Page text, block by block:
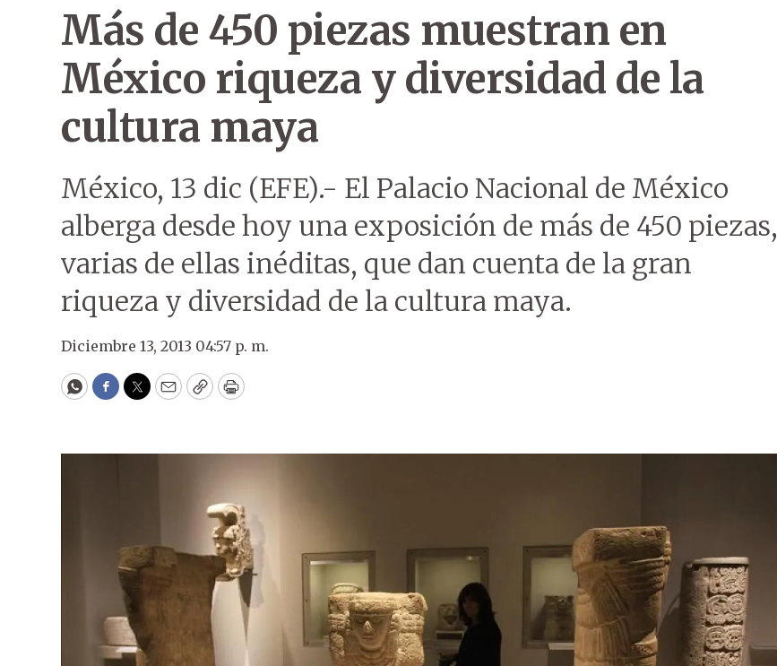
Más de 450 piezas muestran en
México riqueza y diversidad de la
cultura maya
México, 13 dic (EFE).- El Palacio Nacional de México
alberga desde hoy una exposición de más de 450 piezas,
varias de ellas inéditas, que dan cuenta de la gran
riqueza y diversidad de la cultura maya.
Diciembre 13, 2013 04:57 p. m.
WhatsApp
Facebook
Twitter
EmailCopyPrint